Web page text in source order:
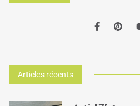
Articles récents